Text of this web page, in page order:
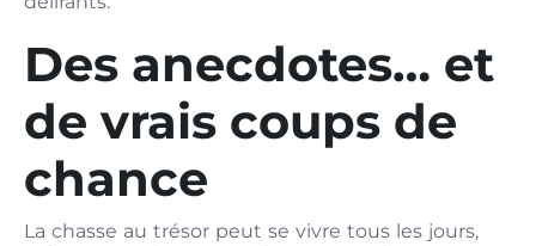
Des anecdotes… et
de vrais coups de
chance
La chasse au trésor peut se vivre tous les jours,